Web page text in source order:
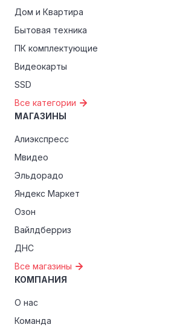
Дом и Квартира
Бытовая техника
ПК комплектующие
Видеокарты
SSD
Все категории
МАГАЗИНЫ
Алиэкспресс
Мвидео
Эльдорадо
Яндекс Маркет
Озон
Вайлдберриз
ДНС
Все магазины
КОМПАНИЯ
О нас
Команда